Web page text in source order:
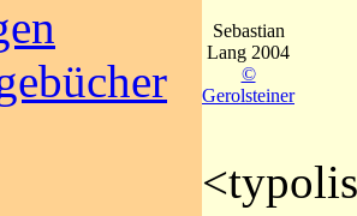
Sebastian
Lang 2004
©
Gerolsteiner